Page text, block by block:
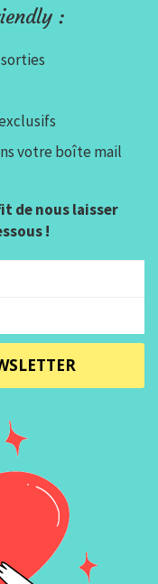
:
votre boîte mail
de nous laisser
!